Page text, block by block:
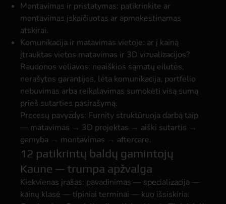
Montavimas ir pristatymas: patikrinkite ar
montavimas įskaičiuotas ar apmokestinamas
atskirai.
Komunikacija ir matavimas vietoje: ar į kainą
įtrauktas vietos matavimas ir 3D vizualizacijos?
Raudonos vėliavos: neaiškios sąmatų eilutės,
nerašytos garantijos, lėta komunikacija, portfelio
nebuvimas arba reikalavimas sumokėti visą sumą
prieš sutarties pasirašymą.
Procesų pavyzdys: Furnity struktūruoja darbą taip
— matavimas → 3D projektas → aiški sutartis →
gamyba → montavimas → aftercare.
12 patikrintų baldų gamintojų
Kaune — trumpa apžvalga
Kiekvienas įrašas: pavadinimas — specializacija —
kainų klasė — tipiniai terminai — kuo išsiskiria.